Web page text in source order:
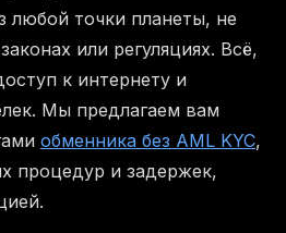
любой точки планеты, не
или регуляциях. Всё,
к интернету и
Мы предлагаем вам
обменника без AML KYC,
процедур и задержек,